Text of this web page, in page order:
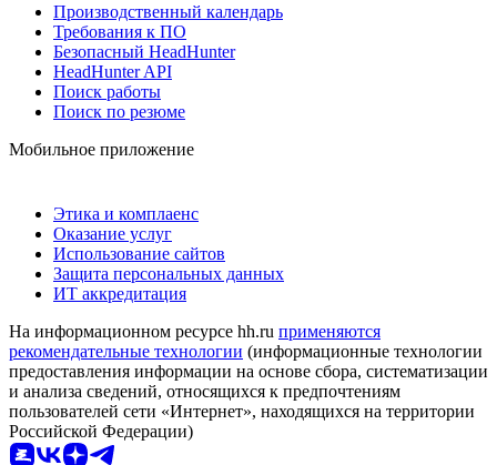
Производственный календарь
Требования к ПО
Безопасный HeadHunter
HeadHunter API
Поиск работы
Поиск по резюме
Мобильное приложение
Этика и комплаенс
Оказание услуг
Использование сайтов
Защита персональных данных
ИТ аккредитация
На информационном ресурсе hh.ru применяются
рекомендательные технологии (информационные технологии
предоставления информации на основе сбора, систематизации
и анализа сведений, относящихся к предпочтениям
пользователей сети «Интернет», находящихся на территории
Российской Федерации)